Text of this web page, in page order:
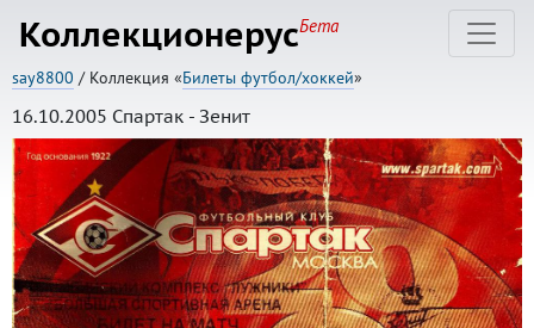
КоллекционерусБета
say8800 / Коллекция «Билеты футбол/хоккей»
16.10.2005 Спартак - Зенит